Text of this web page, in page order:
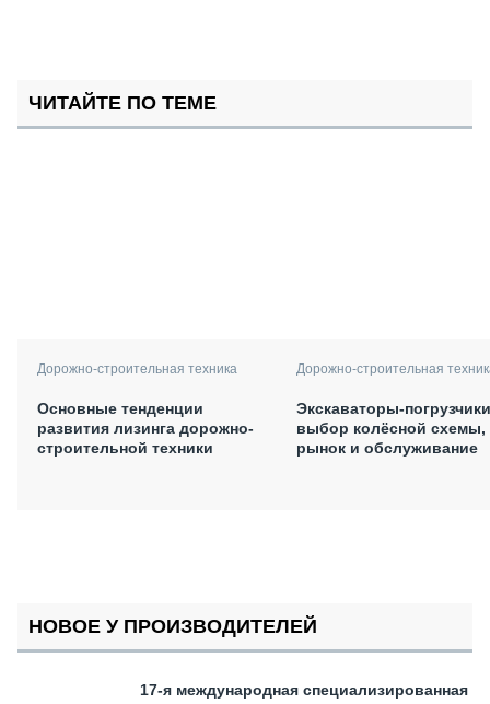
ЧИТАЙТЕ ПО ТЕМЕ
Дорожно-строительная техника
Основные тенденции
развития лизинга дорожно-
строительной техники
Дорожно-строительная
Экскаваторы-
выбор колёсной схемы,
рынок и обслуживание
НОВОЕ У ПРОИЗВОДИТЕЛЕЙ
17-я международная специализированная